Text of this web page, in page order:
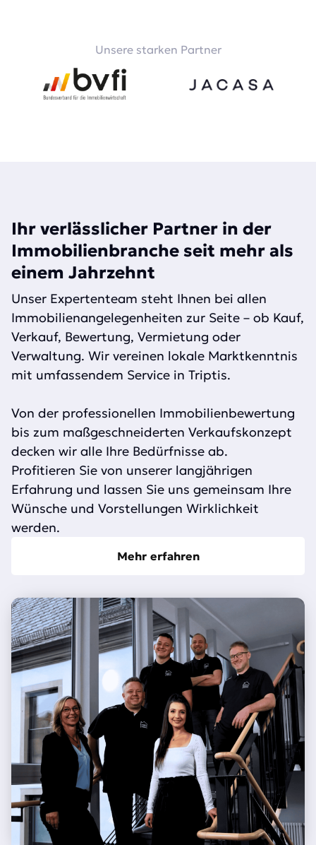
Unsere starken Partner
Ihr verlässlicher Partner in der
Immobilienbranche seit mehr als
einem Jahrzehnt
Unser Expertenteam steht Ihnen bei allen
Immobilienangelegenheiten zur Seite – ob Kauf,
Verkauf, Bewertung, Vermietung oder
Verwaltung. Wir vereinen lokale Marktkenntnis
mit umfassendem Service in Triptis.
Von der professionellen Immobilienbewertung
bis zum maßgeschneiderten Verkaufskonzept
decken wir alle Ihre Bedürfnisse ab.
Profitieren Sie von unserer langjährigen
Erfahrung und lassen Sie uns gemeinsam Ihre
Wünsche und Vorstellungen Wirklichkeit
werden.
Mehr erfahren